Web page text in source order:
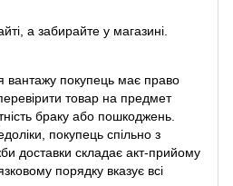
а забирайте у магазині.
покупець має право
товар на предмет
браку або пошкоджень.
покупець спільно з
доставки складає акт-прийому
порядку вказує всі